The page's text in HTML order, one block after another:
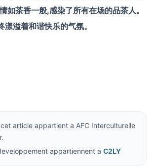
如茶香一般,感染了所有在场的品茶人。
溢着和谐快乐的气氛。
article appartient a AFC Interculturelle
appartiennent a C2LY